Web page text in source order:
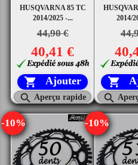
HUSQVARNA 85 TC
2014/2025 -...
44,90 €
40,41 €
 Ajouter
 Aperçu rapide
2014/


-10% -10%